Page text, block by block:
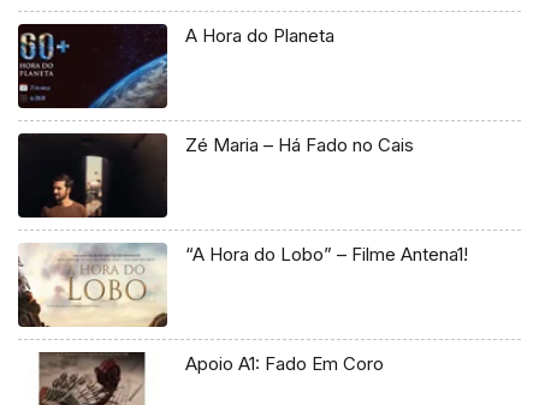
A Hora do Planeta
Zé Maria – Há Fado no Cais
“A Hora do Lobo” – Filme Antena1!
Apoio A1: Fado Em Coro